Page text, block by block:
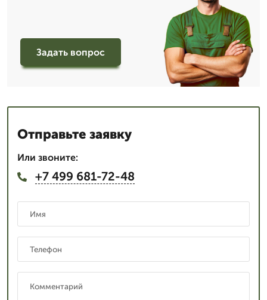
Задать вопрос
Отправьте заявку
Или звоните:
+7 499 681-72-48